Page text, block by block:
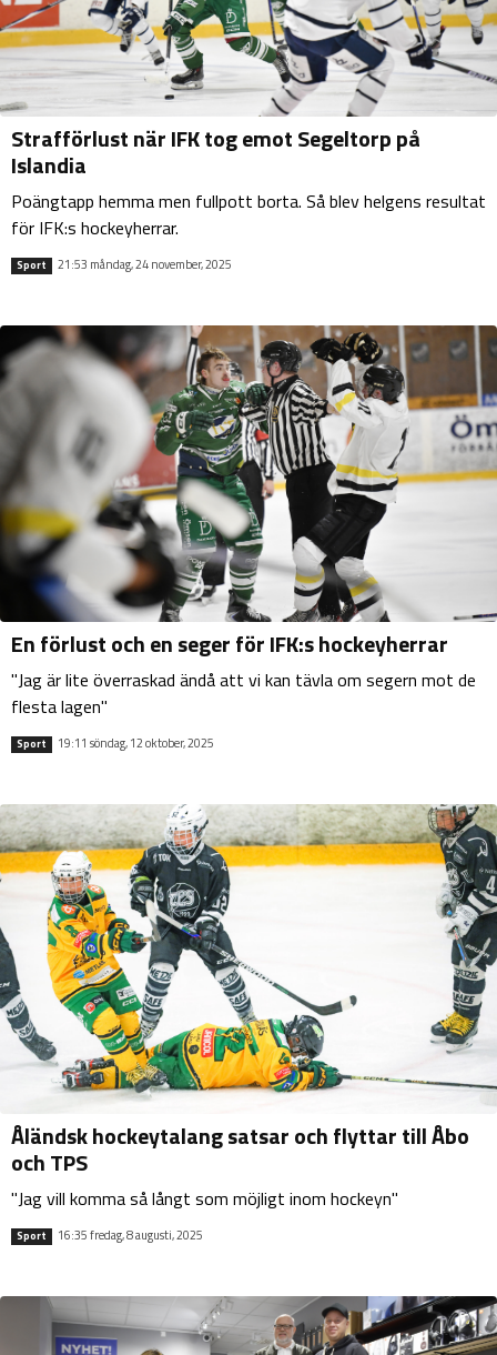
Strafförlust när IFK tog emot Segeltorp på
Islandia
Poängtapp hemma men fullpott borta. Så blev helgens resultat
för IFK:s hockeyherrar.
Sport 21:53 måndag, 24 november, 2025
En förlust och en seger för IFK:s hockeyherrar
"Jag är lite överraskad ändå att vi kan tävla om segern mot de
flesta lagen"
Sport 19:11 söndag, 12 oktober, 2025
Åländsk hockeytalang satsar och flyttar till Åbo
och TPS
"Jag vill komma så långt som möjligt inom hockeyn"
Sport 16:35 fredag, 8 augusti, 2025